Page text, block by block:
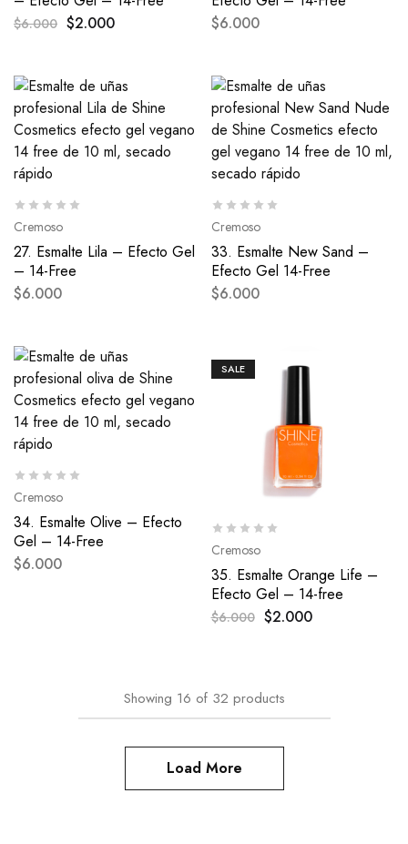
$6.000 $2.000
$6.000
Cremoso
27. Esmalte Lila – Efecto Gel
– 14-Free
$6.000
Cremoso
33. Esmalte New Sand –
Efecto Gel 14-Free
$6.000
Cremoso
34. Esmalte Olive – Efecto
Gel – 14-Free
$6.000
SALE
Cremoso
35. Esmalte Orange Life –
Efecto Gel – 14-free
$6.000 $2.000
Showing 16 of 32 products
Load More